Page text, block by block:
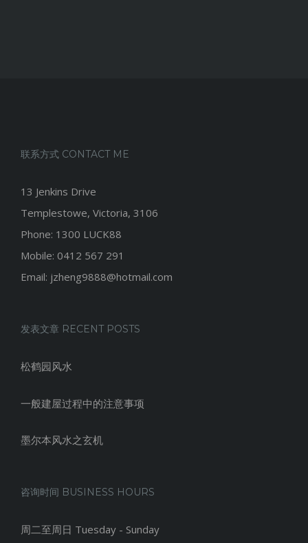
联系方式 CONTACT ME
13 Jenkins Drive
Templestowe, Victoria, 3106
Phone: 1300 LUCK88
Mobile: 0412 567 291
Email: jzheng9888@hotmail.com
发表文章 RECENT POSTS
松鹤园风水
一般建屋过程中的注意事项
墨尔本风水之玄机
咨询时间 BUSINESS HOURS
周二至周日 Tuesday - Sunday